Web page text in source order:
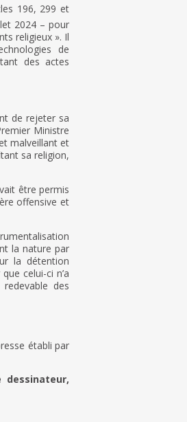
196, 299 et
2024 – pour
religieux ». Il
de
des actes
de rejeter sa
Ministre
malveillant et
sa religion,
être permis
offensive et
la nature par
la détention
celui-ci n’a
des
établi par
dessinateur,